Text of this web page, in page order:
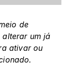
de
alterar um já
ativar ou